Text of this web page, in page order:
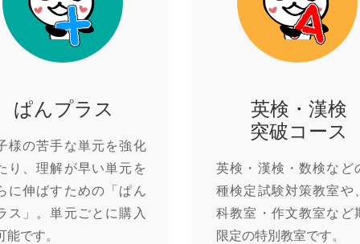
ぱんプラス
様の苦手な単元を強化
り、理解が早い単元を
に伸ばすための「ぱん
ス」。単元ごとに購入
能です。
英検・漢検
突破コース
英検・漢検・数検など
種検定試験対策教室や
科教室・作文教室など
限定の特別教室です。